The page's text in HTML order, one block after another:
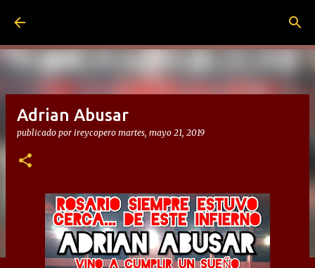
Adrian Abusar
publicado por ireycopero martes, mayo 21, 2019